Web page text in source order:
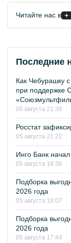
Читайте нас в
Последние
Как Чебурашку
при поддержке
05 августа 21:39
Росстат
05 августа 21:22
Инго Банк
05 августа 18:38
Подборка
2026 года
05 августа 18:07
Подборка
2026 года
05 августа 17:44